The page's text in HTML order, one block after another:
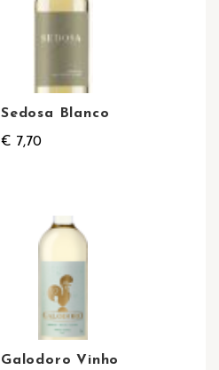
Sedosa Blanco
€ 7,70
Galodoro Vinho